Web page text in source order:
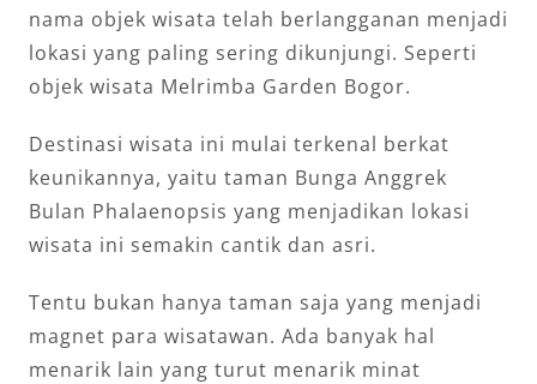
nama objek wisata telah berlangganan menjadi
lokasi yang paling sering dikunjungi. Seperti
objek wisata Melrimba Garden Bogor.
Destinasi wisata ini mulai terkenal berkat
keunikannya, yaitu taman Bunga Anggrek
Bulan Phalaenopsis yang menjadikan lokasi
wisata ini semakin cantik dan asri.
Tentu bukan hanya taman saja yang menjadi
magnet para wisatawan. Ada banyak hal
menarik lain yang turut menarik minat